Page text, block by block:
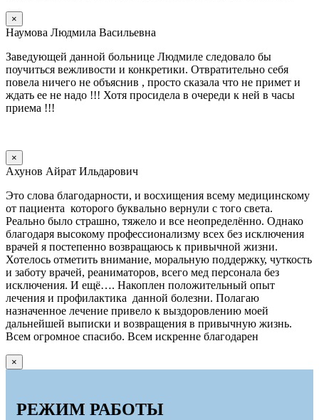
×
Наумова Людмила Васильевна
Заведующей данной больнице Людмиле следовало бы
поучиться вежливости и конкретики. Отвратительно себя
повела ничего не объяснив , просто сказала что не примет и
ждать ее не надо !!! Хотя просидела в очереди к ней в часы
приема !!!
×
Ахунов Айрат Ильдарович
Это слова благодарности, и восхищения всему медицинскому
от пациента которого буквально вернули с того света.
Реально было страшно, тяжело и все неопределённо. Однако
благодаря высокому профессионализму всех без исключения
врачей я постепенно возвращаюсь к привычной жизни.
Хотелось отметить внимание, моральную поддержку, чуткость
и заботу врачей, реаниматоров, всего мед персонала без
исключения. И ещё…. Накоплен положительный опыт
лечения и профилактика данной болезни. Полагаю
назначенное лечение привело к выздоровлению моей
дальнейшей выписки и возвращения в привычную жизнь.
Всем огромное спасибо. Всем искренне благодарен
×
РЕЖИМ РАБОТЫ